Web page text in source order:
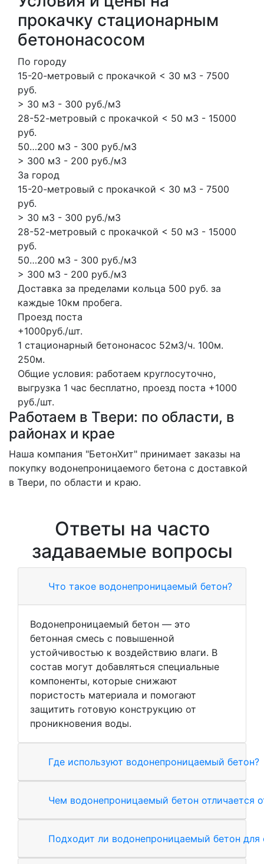
прокачку стационарным
бетононасосом
По городу
15-20-метровый с прокачкой < 30 м3 - 7500
руб.
> 30 м3 - 300 руб./м3
28-52-метровый с прокачкой < 50 м3 - 15000
руб.
50…200 м3 - 300 руб./м3
> 300 м3 - 200 руб./м3
За город
15-20-метровый с прокачкой < 30 м3 - 7500
руб.
> 30 м3 - 300 руб./м3
28-52-метровый с прокачкой < 50 м3 - 15000
руб.
50…200 м3 - 300 руб./м3
> 300 м3 - 200 руб./м3
Доставка за пределами кольца 500 руб. за
каждые 10км пробега.
Проезд поста
+1000руб./шт.
1 стационарный бетононасос 52м3/ч. 100м.
250м.
Общие условия: работаем круглосуточно,
выгрузка 1 час бесплатно, проезд поста +1000
руб./шт.
Работаем в Твери: по области, в
районах и крае
Наша компания "БетонХит" принимает заказы на
покупку водонепроницаемого бетона с доставкой
в Твери, по области и краю.
Ответы на часто
задаваемые вопросы
Что такое водонепроницаемый бетон?
Водонепроницаемый бетон — это
бетонная смесь с повышенной
устойчивостью к воздействию влаги. В
состав могут добавляться специальные
компоненты, которые снижают
пористость материала и помогают
защитить готовую конструкцию от
проникновения воды.
Где используют водонепроницаемый бетон?
Чем водонепроницаемый бетон отличается
Подходит ли водонепроницаемый бетон для